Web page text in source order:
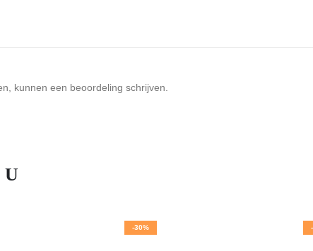
kunnen een beoordeling schrijven.
U
-30%